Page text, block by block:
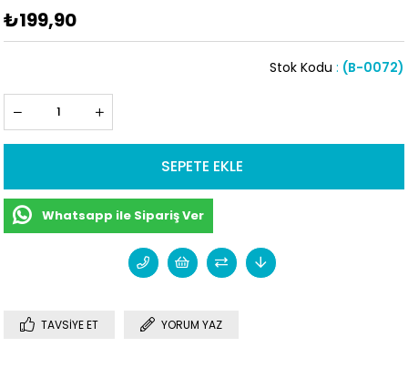
₺199,90
(B-0072)
Stok Kodu
Whatsapp ile Sipariş Ver
TAVSIYE ET YORUM YAZ